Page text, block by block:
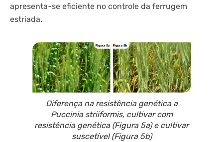
apresenta-se eficiente no controle da ferrugem
estriada.
Diferença na resistência genética a
Puccinia striiformis, cultivar com
resistência genética (Figura 5a) e cultivar
suscetível (Figura 5b)